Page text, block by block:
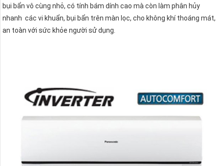
bụi bẩn vô cùng nhỏ, có tính bám dính cao mà còn làm phân hủy
nhanh các vi khuẩn, bụi bẩn trên màn lọc, cho không khí thoáng mát,
an toàn với sức khỏe người sử dụng.